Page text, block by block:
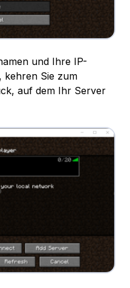
und Ihre IP-
kehren Sie zum
auf dem Ihr Server